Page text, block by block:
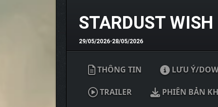
STARDUST
29/05/2026•28/05/2026
THÔNG TIN LƯU Ý/
TRAILER PHIÊN BẢN